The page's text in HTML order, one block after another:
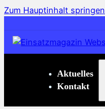
Zum Hauptinhalt springen
Aktuelles
Kontakt